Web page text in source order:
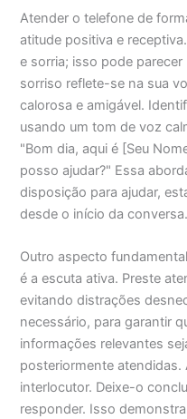
Atender o telefone de
atitude positiva e
e sorria; isso pode
sorriso reflete-se na sua
calorosa e amigável.
usando um tom de voz
"Bom dia, aqui é [Seu
posso ajudar?" Essa
disposição para ajudar,
desde o início da conversa.
Outro aspecto
é a escuta ativa. Preste
evitando distrações
necessário, para garantir
informações relevantes
posteriormente atendidas.
interlocutor. Deixe-o
responder. Isso